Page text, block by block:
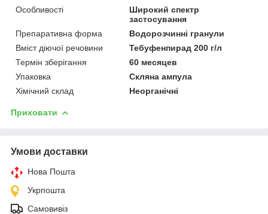
Особливості
Широкий спектр
застосування
Препаративна форма
Водорозчинні гранули
Вміст діючої речовини
Тебуфенпирад 200 г/л
Термін зберігання
60 месяцев
Упаковка
Скляна ампула
Хімічний склад
Неорганічні
Приховати
Умови доставки
Нова Пошта
Укрпошта
Самовивіз